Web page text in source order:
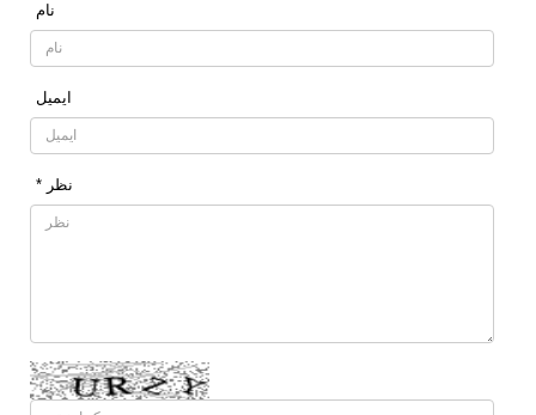
نام
ایمیل
* نظر